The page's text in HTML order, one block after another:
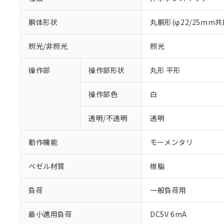
胴体形状 丸胴形(φ22/25mm共
照光/非照光 照光
操作部 操作部形状 丸形 平形
操作部色 白
透明/不透明 透明
動作機能 モーメンタリ
ベゼル材質 樹脂
負荷 一般負荷用
最小適用負荷 DC5V 6mA